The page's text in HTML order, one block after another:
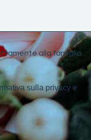
alla famiglia.
sulla privacy e